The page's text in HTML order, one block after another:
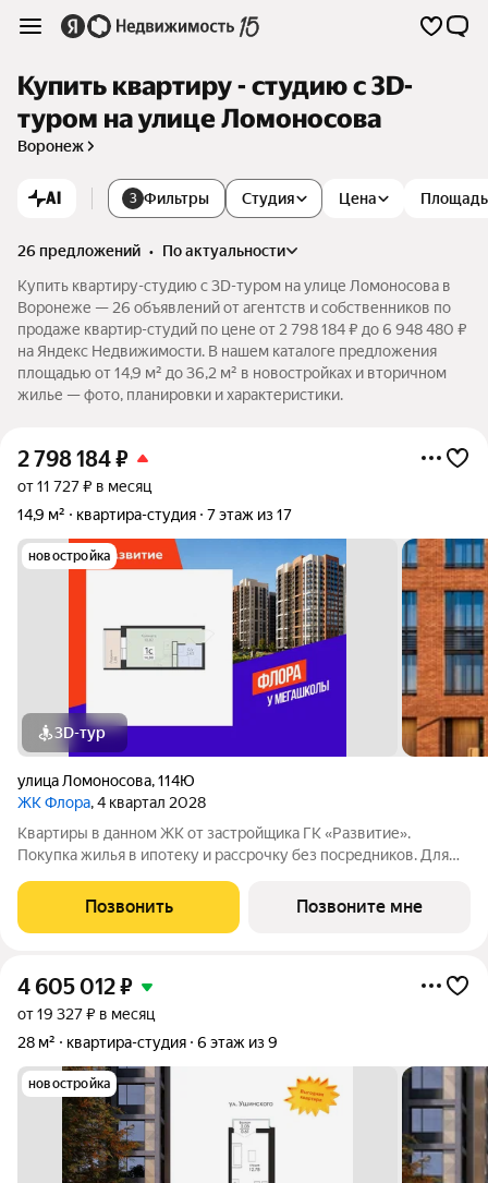
Купить квартиру - студию c 3D-
туром на улице Ломоносова
Воронеж
AI 3 Фильтры Студия Цена Площадь
26 предложений •
по актуальности
Купить квартиру-студию c 3D-туром на улице Ломоносова в
Воронеже — 26 объявлений от агентств и собственников по
продаже квартир-студий по цене от 2 798 184 ₽ до 6 948 480 ₽
на Яндекс Недвижимости. В нашем каталоге предложения
площадью от 14,9 м² до 36,2 м² в новостройках и вторичном
жилье — фото, планировки и характеристики.
2 798 184₽
от 11 727 ₽ в месяц
14,9 м²
квартира-студия 7 этаж из 17
новостройка
3D-тур
улица Ломоносова,114Ю
ЖК Флора, 4 квартал 2028
Квартиры в данном ЖК от застройщика ГК «Развитие».
Покупка жилья в ипотеку и рассрочку без посредников. Для
обращайтесь в отдел продаж застройщика.
Позвонить Позвоните мне
4 605 012₽
от 19 327 ₽ в месяц
28 м²
квартира-студия 6 этаж из 9
новостройка